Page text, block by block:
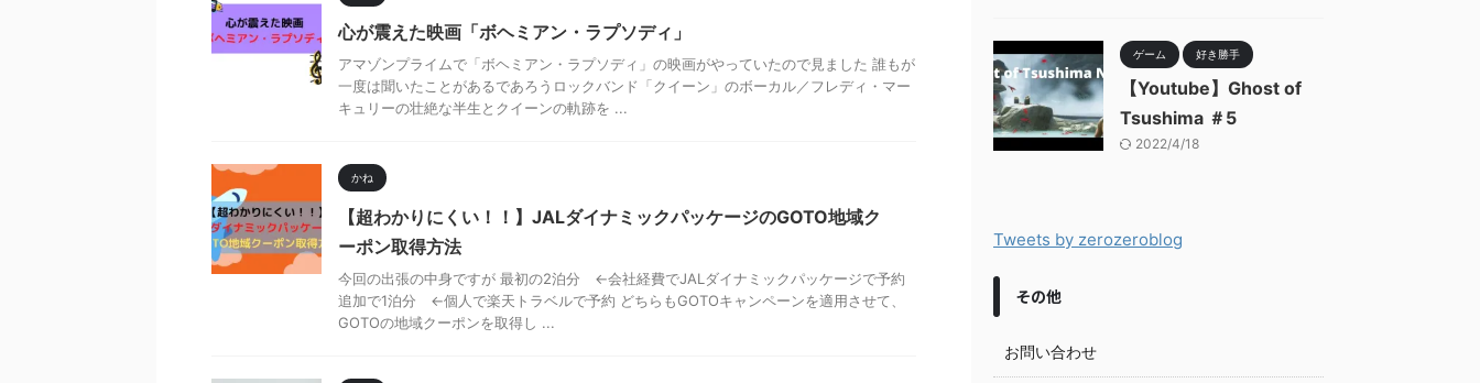
心が震えた映画「ボヘミアン・ラプソディ」
アマゾンプライムで「ボヘミアン・ラプソディ」の映画がやっていたので見ました 誰もが
一度は聞いたことがあるであろうロックバンド「クイーン」のボーカル／フレディ・マー
キュリーの壮絶な半生とクイーンの軌跡を ...
かね
【超わかりにくい！！】JALダイナミックパッケージのGOTO地域ク
ーポン取得方法
今回の出張の中身ですが 最初の2泊分 ←会社経費でJALダイナミックパッケージで予約
追加で1泊分 ←個人で楽天トラベルで予約 どちらもGOTOキャンペーンを適用させて、
GOTOの地域クーポンを取得し ...
ゲーム 好き勝手
【Youtube】Ghost of
Tsushima ＃5
2022/4/18
Tweets by zerozeroblog
その他
お問い合わせ